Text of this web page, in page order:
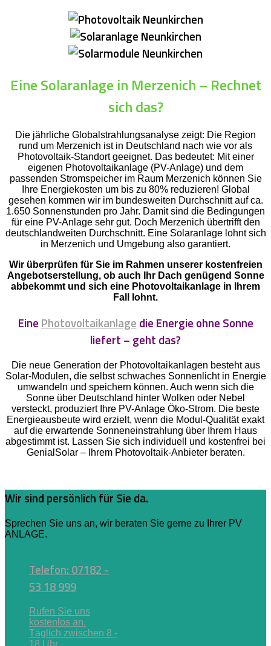
Eine Solaranlage in Merzenich – Rechnet
sich das?
Die jährliche Globalstrahlungsanalyse zeigt: Die Region
rund um Merzenich ist in Deutschland nach wie vor als
Photovoltaik-Standort geeignet. Das bedeutet: Mit einer
eigenen Photovoltaikanlage (PV-Anlage) und dem
passenden Stromspeicher im Raum Merzenich können Sie
Ihre Energiekosten um bis zu 80% reduzieren! Global
gesehen kommen wir im bundesweiten Durchschnitt auf ca.
1.650 Sonnenstunden pro Jahr. Damit sind die Bedingungen
für eine PV-Anlage sehr gut. Doch Merzenich übertrifft den
deutschlandweiten Durchschnitt. Eine Solaranlage lohnt sich
in Merzenich und Umgebung also garantiert.
Wir überprüfen für Sie im Rahmen unserer kostenfreien
Angebotserstellung, ob auch Ihr Dach genügend Sonne
abbekommt und sich eine Photovoltaikanlage in Ihrem
Fall lohnt.
Eine Photovoltaikanlage die Energie ohne Sonne
liefert – geht das?
Die neue Generation der Photovoltaikanlagen besteht aus
Solar-Modulen, die selbst schwaches Sonnenlicht in Energie
umwandeln und speichern können. Auch wenn sich die
Sonne über Deutschland hinter Wolken oder Nebel
versteckt, produziert Ihre PV-Anlage Öko-Strom. Die beste
Energieausbeute wird erzielt, wenn die Modul-Qualität exakt
auf die erwartende Sonneneinstrahlung über Ihrem Haus
abgestimmt ist. Lassen Sie sich individuell und kostenfrei bei
GenialSolar – Ihrem Photovoltaik-Anbieter beraten.
Wir sind persönlich für Sie da.
Sprechen Sie uns an, wir beraten Sie gerne zu Ihrer PV
ANLAGE.
Telefon: 07182 -
53 18 999
Rufen Sie uns
kostenlos an.
Täglich zwischen 8 -